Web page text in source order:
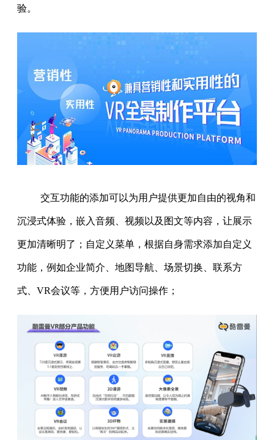
验。
交互功能的添加可以为用户提供更加自由的视角和
沉浸式体验，嵌入音频、视频以及图文等内容，让展示
更加清晰明了；自定义菜单，根据自身需求添加自定义
功能，例如企业简介、地图导航、场景切换、联系方
式、VR会议等，方便用户访问操作；